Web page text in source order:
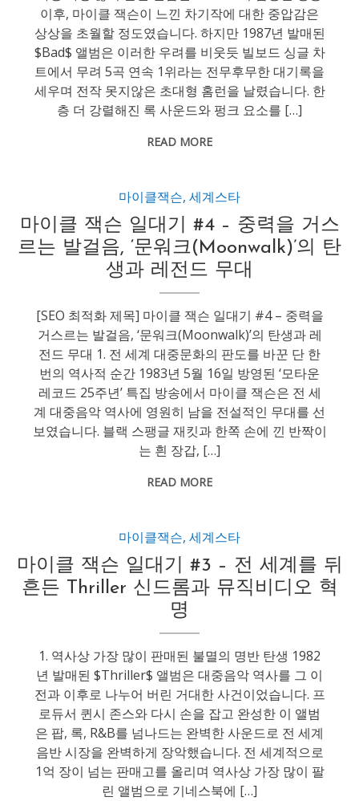
이후, 마이클 잭슨이 느낀 차기작에 대한 중압감은
상상을 초월할 정도였습니다. 하지만 1987년 발매된
$Bad$ 앨범은 이러한 우려를 비웃듯 빌보드 싱글 차
트에서 무려 5곡 연속 1위라는 전무후무한 대기록을
세우며 전작 못지않은 초대형 홈런을 날렸습니다. 한
층 더 강렬해진 록 사운드와 펑크 요소를 […]
READ MORE
마이클잭슨,세계스타
마이클 잭슨 일대기 #4 – 중력을 거스
르는 발걸음, ‘문워크(Moonwalk)’의 탄
생과 레전드 무대
[SEO 최적화 제목] 마이클 잭슨 일대기 #4 – 중력을
거스르는 발걸음, ‘문워크(Moonwalk)’의 탄생과 레
전드 무대 1. 전 세계 대중문화의 판도를 바꾼 단 한
번의 역사적 순간 1983년 5월 16일 방영된 ‘모타운
레코드 25주년’ 특집 방송에서 마이클 잭슨은 전 세
계 대중음악 역사에 영원히 남을 전설적인 무대를 선
보였습니다. 블랙 스팽글 재킷과 한쪽 손에 낀 반짝이
는 흰 장갑, […]
READ MORE
마이클잭슨,세계스타
마이클 잭슨 일대기 #3 – 전 세계를 뒤
흔든 Thriller 신드롬과 뮤직비디오 혁
명
1. 역사상 가장 많이 판매된 불멸의 명반 탄생 1982
년 발매된 $Thriller$ 앨범은 대중음악 역사를 그 이
전과 이후로 나누어 버린 거대한 사건이었습니다. 프
로듀서 퀸시 존스와 다시 손을 잡고 완성한 이 앨범
은 팝, 록, R&B를 넘나드는 완벽한 사운드로 전 세계
음반 시장을 완벽하게 장악했습니다. 전 세계적으로
1억 장이 넘는 판매고를 올리며 역사상 가장 많이 팔
린 앨범으로 기네스북에 […]